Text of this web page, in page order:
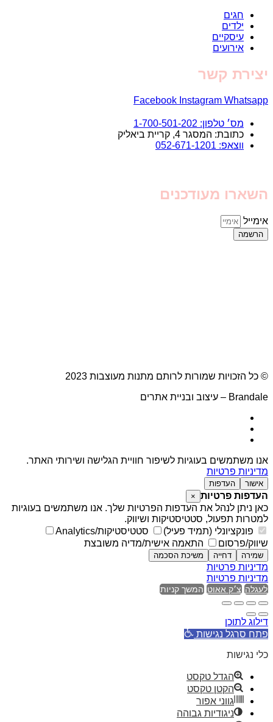
חגים
ילדים
עיסקיים
אירועים
יצירת קשר
Facebook Instagram Whatsapp
מס׳ טלפון: 1-700-501-202
כתובת: המסגר 4, קריית ביאליק
ווצאפ: 052-671-1201
השארו מעודכנים
אימייל
הרשמה
© כל הזכויות שמורות לרותם מתנות מעוצבות 2023
Brandale – עיצוב ובניית אתרים
אנו משתמשים בעוגיות לשיפור חוויית הגלישה ושירותי האתר.
מדיניות פרטיות
אישור העדפות
העדפות פרטיות ×
כאן ניתן לנהל את העדפות הפרטיות שלך. אנו משתמשים בעוגיות
למטרות תפעול, סטטיסטיקות ושיווק.
פונקציונלי (תמיד פעיל)
סטטיסטיקות/Analytics
שיווק/פרסום
התאמה אישית/מדיה משובצת
שמירה דחייה משיכת הסכמה
מדיניות פרטיות
מדיניות פרטיות
לעגלה צ׳ק אאוט המשך קניות
דילוג לתוכן
פתח סרגל נגישות
כלי נגישות
הגדל טקסט
הקטן טקסט
גווני אפור
ניגודיות גבוהה